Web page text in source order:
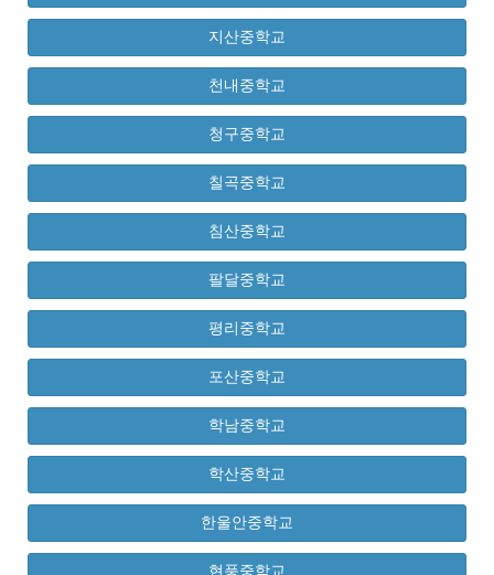
지산중학교
천내중학교
청구중학교
칠곡중학교
침산중학교
팔달중학교
평리중학교
포산중학교
학남중학교
학산중학교
한울안중학교
현풍중학교